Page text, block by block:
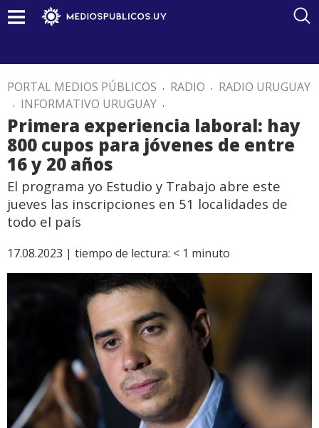
PORTAL MEDIOS PÚBLICOS . RADIO . RADIO URUGUAY
. INFORMATIVO URUGUAY .
Primera experiencia laboral: hay
800 cupos para jóvenes de entre
16 y 20 años
El programa yo Estudio y Trabajo abre este
jueves las inscripciones en 51 localidades de
todo el país
17.08.2023 | tiempo de lectura: < 1 minuto